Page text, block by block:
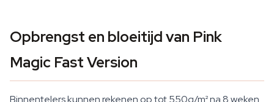
Opbrengst en bloeitijd van Pink
Magic Fast Version
Binnentelers kunnen rekenen op tot 550g/m² na 8 weken